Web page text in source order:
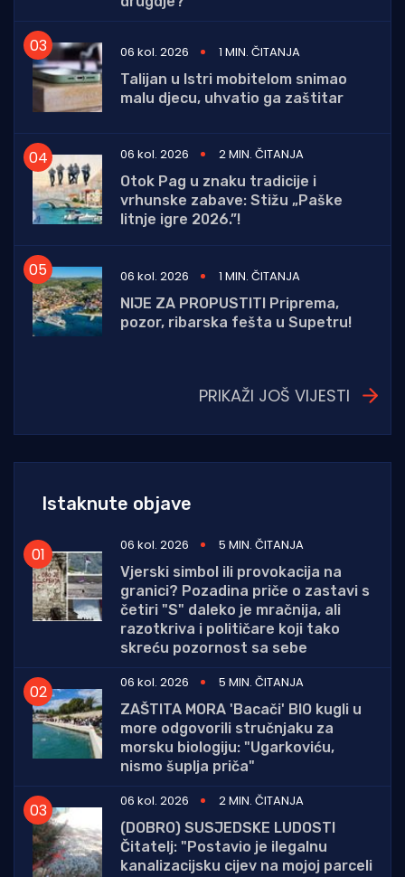
06 kol. 2026
1 MIN. ČITANJA
Talijan u Istri mobitelom snimao
malu djecu, uhvatio ga zaštitar
06 kol. 2026
2 MIN. ČITANJA
Otok Pag u znaku tradicije i
vrhunske zabave: Stižu „Paške
litnje igre 2026.”!
06 kol. 2026
1 MIN. ČITANJA
NIJE ZA PROPUSTITI Priprema,
pozor, ribarska fešta u Supetru!
PRIKAŽI JOŠ VIJESTI
Istaknute objave
06 kol. 2026
5 MIN. ČITANJA
Vjerski simbol ili provokacija na
granici? Pozadina priče o zastavi s
četiri "S" daleko je mračnija, ali
razotkriva i političare koji tako
skreću pozornost sa sebe
06 kol. 2026
5 MIN. ČITANJA
ZAŠTITA MORA 'Bacači' BIO kugli u
more odgovorili stručnjaku za
morsku biologiju: "Ugarkoviću,
nismo šuplja priča"
06 kol. 2026
2 MIN. ČITANJA
(DOBRO) SUSJEDSKE LUDOSTI
Čitatelj: "Postavio je ilegalnu
kanalizacijsku cijev na mojoj parceli